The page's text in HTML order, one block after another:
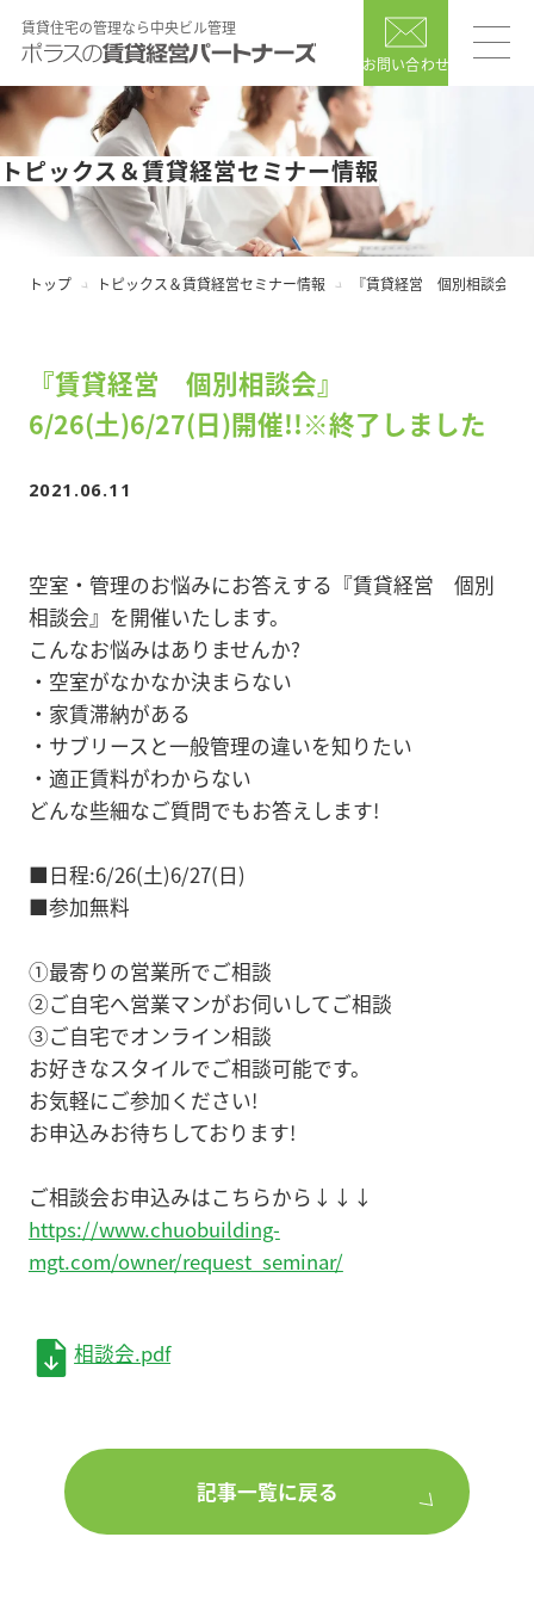
賃貸住宅の管理なら中央ビル管理
お問い合わせ
トピックス＆賃貸経営セミナー情報
トップ トピックス＆賃貸経営セミナー情報 『賃貸経営 個別相談会
『賃貸経営 個別相談会』
6/26(土)6/27(日)開催!!※終了しました
2021.06.11
空室・管理のお悩みにお答えする『賃貸経営 個別
相談会』を開催いたします。
こんなお悩みはありませんか?
・空室がなかなか決まらない
・家賃滞納がある
・サブリースと一般管理の違いを知りたい
・適正賃料がわからない
どんな些細なご質問でもお答えします!
■日程:6/26(土)6/27(日)
■参加無料
①最寄りの営業所でご相談
②ご自宅へ営業マンがお伺いしてご相談
③ご自宅でオンライン相談
お好きなスタイルでご相談可能です。
お気軽にご参加ください!
お申込みお待ちしております!
ご相談会お申込みはこちらから↓↓↓
https://www.chuobuilding-
mgt.com/owner/request_seminar/
相談会.pdf
記事一覧に戻る